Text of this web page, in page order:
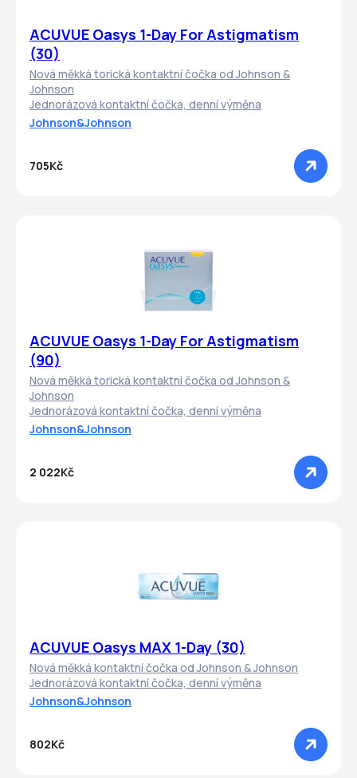
ACUVUE Oasys 1-Day For Astigmatism
(30)
Nová měkká torická kontaktní čočka od Johnson &
Johnson
Jednorázová kontaktní čočka, denní výměna
Johnson&Johnson
705Kč
ACUVUE Oasys 1-Day For Astigmatism
(90)
Nová měkká torická kontaktní čočka od Johnson &
Johnson
Jednorázová kontaktní čočka, denní výměna
Johnson&Johnson
2 022Kč
ACUVUE Oasys MAX 1-Day (30)
Nová měkká kontaktní čočka od Johnson & Johnson
Jednorázová kontaktní čočka, denní výměna
Johnson&Johnson
802Kč